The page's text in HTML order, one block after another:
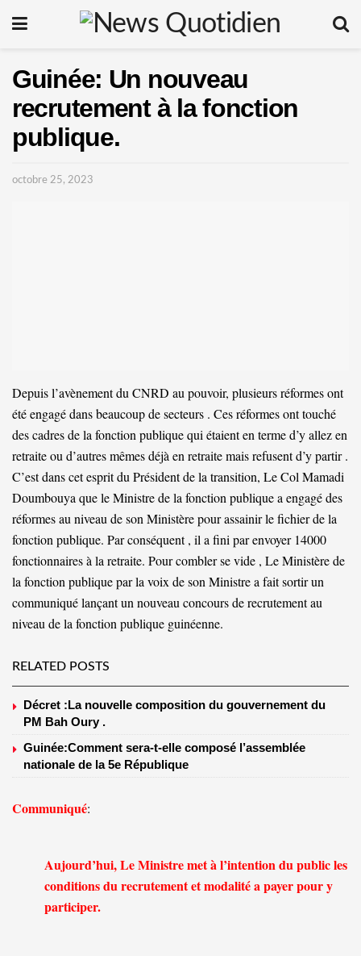
Guinée: Un nouveau
recrutement à la fonction
publique.
octobre 25, 2023
Depuis l’avènement du CNRD au pouvoir, plusieurs réformes ont
été engagé dans beaucoup de secteurs . Ces réformes ont touché
des cadres de la fonction publique qui étaient en terme d’y allez en
retraite ou d’autres mêmes déjà en retraite mais refusent d’y partir .
C’est dans cet esprit du Président de la transition, Le Col Mamadi
Doumbouya que le Ministre de la fonction publique a engagé des
réformes au niveau de son Ministère pour assainir le fichier de la
fonction publique. Par conséquent , il a fini par envoyer 14000
fonctionnaires à la retraite. Pour combler se vide , Le Ministère de
la fonction publique par la voix de son Ministre a fait sortir un
communiqué lançant un nouveau concours de recrutement au
niveau de la fonction publique guinéenne.
RELATED POSTS
Décret :La nouvelle composition du gouvernement du
PM Bah Oury .
Guinée:Comment sera-t-elle composé l’assemblée
nationale de la 5e République
Communiqué:
Aujourd’hui, Le Ministre met à l’intention du public les
conditions du recrutement et modalité a payer pour y
participer.